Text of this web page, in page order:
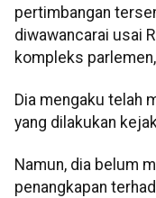
pertimbangan
diwawancarai usai
kompleks
Dia mengaku telah
yang dilakukan
Namun, dia belum
penangkapan